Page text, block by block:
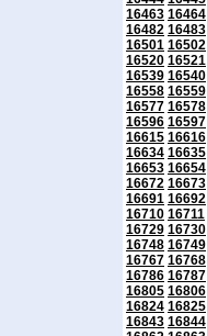
16463 16464
16482 16483
16501 16502
16520 16521
16539 16540
16558 16559
16577 16578
16596 16597
16615 16616
16634 16635
16653 16654
16672 16673
16691 16692
16710 16711
16729 16730
16748 16749
16767 16768
16786 16787
16805 16806
16824 16825
16843 16844